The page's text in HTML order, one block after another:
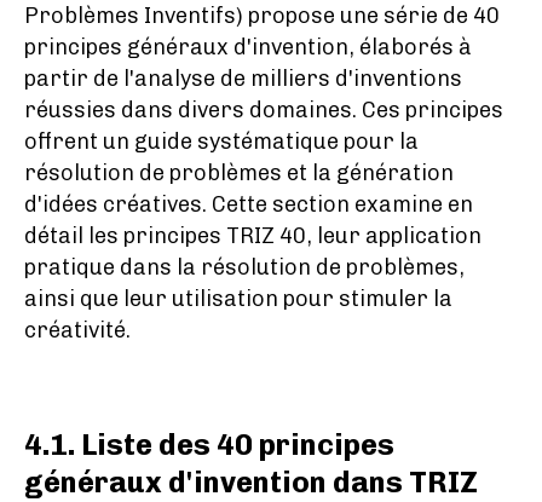
Problèmes Inventifs) propose une série de 40
principes généraux d'invention, élaborés à
partir de l'analyse de milliers d'inventions
réussies dans divers domaines. Ces principes
offrent un guide systématique pour la
résolution de problèmes et la génération
d'idées créatives. Cette section examine en
détail les principes TRIZ 40, leur application
pratique dans la résolution de problèmes,
ainsi que leur utilisation pour stimuler la
créativité.
4.1. Liste des 40 principes
généraux d'invention dans TRIZ